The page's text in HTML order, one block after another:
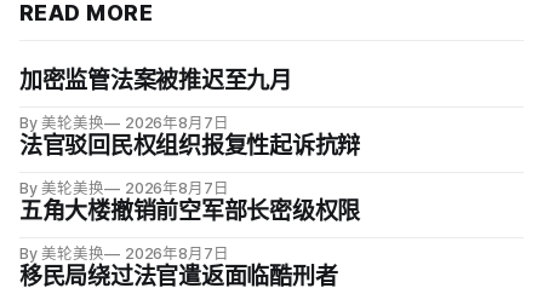
READ MORE
加密监管法案被推迟至九月
By 美轮美换 2026年8月7日
法官驳回民权组织报复性起诉抗辩
By 美轮美换 2026年8月7日
五角大楼撤销前空军部长密级权限
By 美轮美换 2026年8月7日
移民局绕过法官遣返面临酷刑者